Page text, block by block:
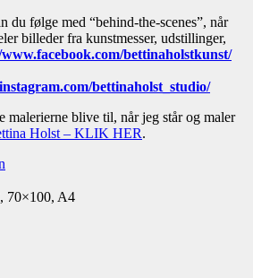
du følge med “behind-the-scenes”, når
billeder fra kunstmesser, udstillinger,
bettinaholstkunst/
bettinaholst_studio/
malerierne blive til, når jeg står og maler
Holst – KLIK HER.
70×100, A4